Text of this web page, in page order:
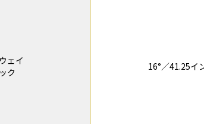
ェイ
ク
16°／41.25イ